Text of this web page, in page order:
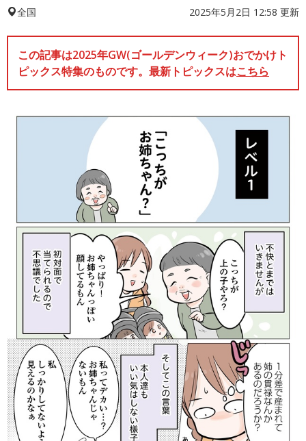
全国 2025年5月2日 12:58 更新
この記事は2025年GW(ゴールデンウィーク)おでかけト
ピックス特集のものです。最新トピックスはこちら